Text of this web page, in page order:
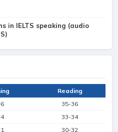
in IELTS speaking (audio
Reading
35-36
33-34
30-32